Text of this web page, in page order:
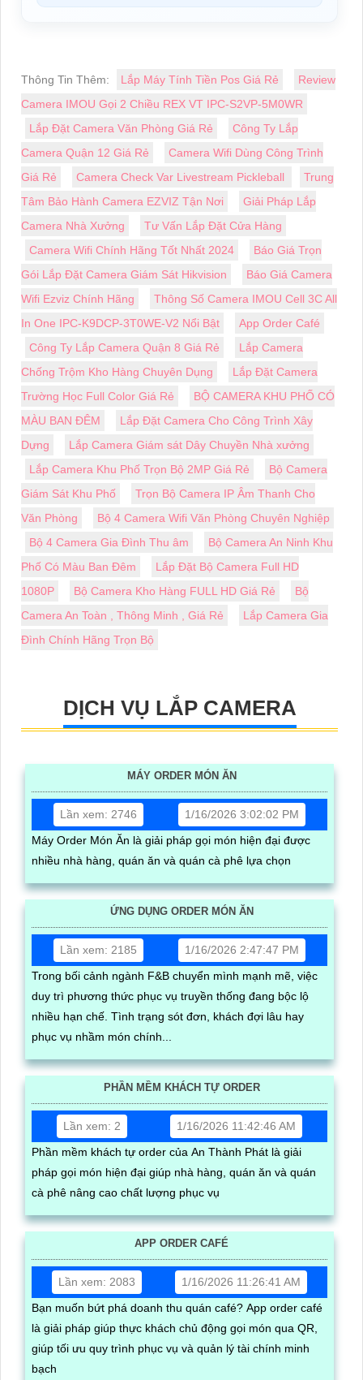
Thông Tin Thêm: Lắp Máy Tính Tiền Pos Giá Rẻ
Review
Camera IMOU Gọi 2 Chiều REX VT IPC-S2VP-5M0WR
Lắp Đặt Camera Văn Phòng Giá Rẻ
Công Ty Lắp
Camera Quận 12 Giá Rẻ
Camera Wifi Dùng Công Trình
Giá Rẻ
Camera Check Var Livestream Pickleball
Trung
Tâm Bảo Hành Camera EZVIZ Tận Nơi
Giải Pháp Lắp
Camera Nhà Xưởng
Tư Vấn Lắp Đặt Cửa Hàng
Camera Wifi Chính Hãng Tốt Nhất 2024
Báo Giá Trọn
Gói Lắp Đặt Camera Giám Sát Hikvision
Báo Giá Camera
Wifi Ezviz Chính Hãng
Thông Số Camera IMOU Cell 3C All
In One IPC-K9DCP-3T0WE-V2 Nổi Bật
App Order Café
Công Ty Lắp Camera Quận 8 Giá Rẻ
Lắp Camera
Chống Trộm Kho Hàng Chuyên Dụng
Lắp Đặt Camera
Trường Học Full Color Giá Rẻ
BỘ CAMERA KHU PHỐ CÓ
MÀU BAN ĐÊM
Lắp Đặt Camera Cho Công Trình Xây
Dựng
Lắp Camera Giám sát Dây Chuyền Nhà xưởng
Lắp Camera Khu Phố Trọn Bộ 2MP Giá Rẻ
Bộ Camera
Giám Sát Khu Phố
Trọn Bộ Camera IP Âm Thanh Cho
Văn Phòng
Bộ 4 Camera Wifi Văn Phòng Chuyên Nghiệp
Bộ 4 Camera Gia Đình Thu âm
Bộ Camera An Ninh Khu
Phố Có Màu Ban Đêm
Lắp Đặt Bộ Camera Full HD
1080P
Bộ Camera Kho Hàng FULL HD Giá Rẻ
Bộ
Camera An Toàn , Thông Minh , Giá Rẻ
Lắp Camera Gia
Đình Chính Hãng Trọn Bộ
DỊCH VỤ LẮP CAMERA
MÁY ORDER MÓN ĂN
Lần xem: 2746
1/16/2026 3:02:02 PM
Máy Order Món Ăn là giải pháp gọi món hiện đại được
nhiều nhà hàng, quán ăn và quán cà phê lựa chọn
ỨNG DỤNG ORDER MÓN ĂN
Lần xem: 2185
1/16/2026 2:47:47 PM
Trong bối cảnh ngành F&B chuyển mình mạnh mẽ, việc
duy trì phương thức phục vụ truyền thống đang bộc lộ
nhiều hạn chế. Tình trạng sót đơn, khách đợi lâu hay
phục vụ nhầm món chính...
PHẦN MỀM KHÁCH TỰ ORDER
Lần xem: 2
1/16/2026 11:42:46 AM
Phần mềm khách tự order của An Thành Phát là giải
pháp gọi món hiện đại giúp nhà hàng, quán ăn và quán
cà phê nâng cao chất lượng phục vụ
APP ORDER CAFÉ
Lần xem: 2083
1/16/2026 11:26:41 AM
Bạn muốn bứt phá doanh thu quán café? App order café
là giải pháp giúp thực khách chủ động gọi món qua QR,
giúp tối ưu quy trình phục vụ và quản lý tài chính minh
bạch